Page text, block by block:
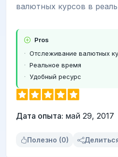
валютных курсов в
Pros
Отслеживание валютных
Реальное время
Удобный ресурс
Дата опыта: май 29, 2017
Полезно (0)